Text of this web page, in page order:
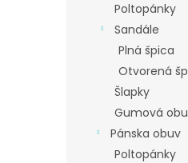
Poltopánky
Sandále
Plná špica
Otvorená
Šlapky
Gumová
Pánska obuv
Poltopánky